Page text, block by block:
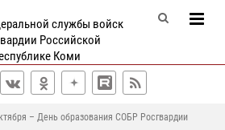
службы войск
Российской
Коми
– День образования СОБР Росгвардии